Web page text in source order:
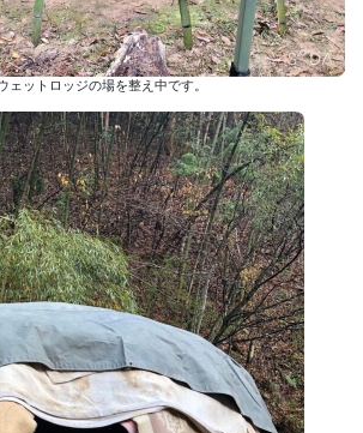
ェットロッジの場を整え中です。